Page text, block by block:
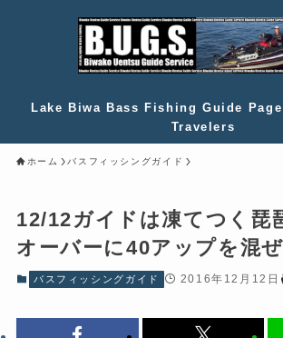
Lake Biwa Bass Fishing Guide
Travelers
ホーム バスフィッシングガイド
12/12ガイドは凍てつく琵
オーバーに40アップを混
バスフィッシングガイド 2016年12月12日